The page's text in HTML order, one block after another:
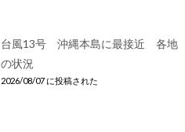
台風13号 沖縄本島に最接近 各地
の状況
2026/08/07 に投稿された